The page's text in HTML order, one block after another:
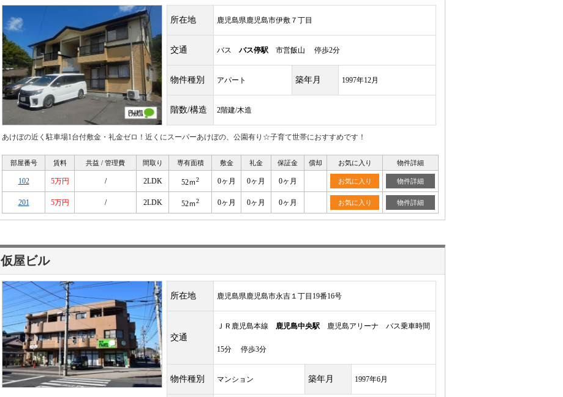
所在地 鹿児島県鹿児島市伊敷７丁目
交通 バス バス停駅 市営飯山 停歩2分
物件種別 アパート 築年月 1997年12月
階数/構造 2階建/木造
あけぼの近く駐車場1台付敷金・礼金ゼロ！近くにスーパーあけぼの、公園有り☆子育て世帯におすすめです！
部屋番号 賃料 共益 / 管理費 間取り 専有面積 敷金 礼金 保証金 償却 お気に入り 物件詳細
102 5万円 / 2LDK 52ｍ2 0ヶ月 0ヶ月 0ヶ月 お気に入り 物件詳細
201 5万円 / 2LDK 52ｍ2 0ヶ月 0ヶ月 0ヶ月 お気に入り 物件詳細
仮屋ビル
所在地 鹿児島県鹿児島市永吉１丁目19番16号
交通
ＪＲ鹿児島本線 鹿児島中央駅 鹿児島アリーナ バス乗車時間
15分 停歩3分
物件種別 マンション 築年月 1997年6月